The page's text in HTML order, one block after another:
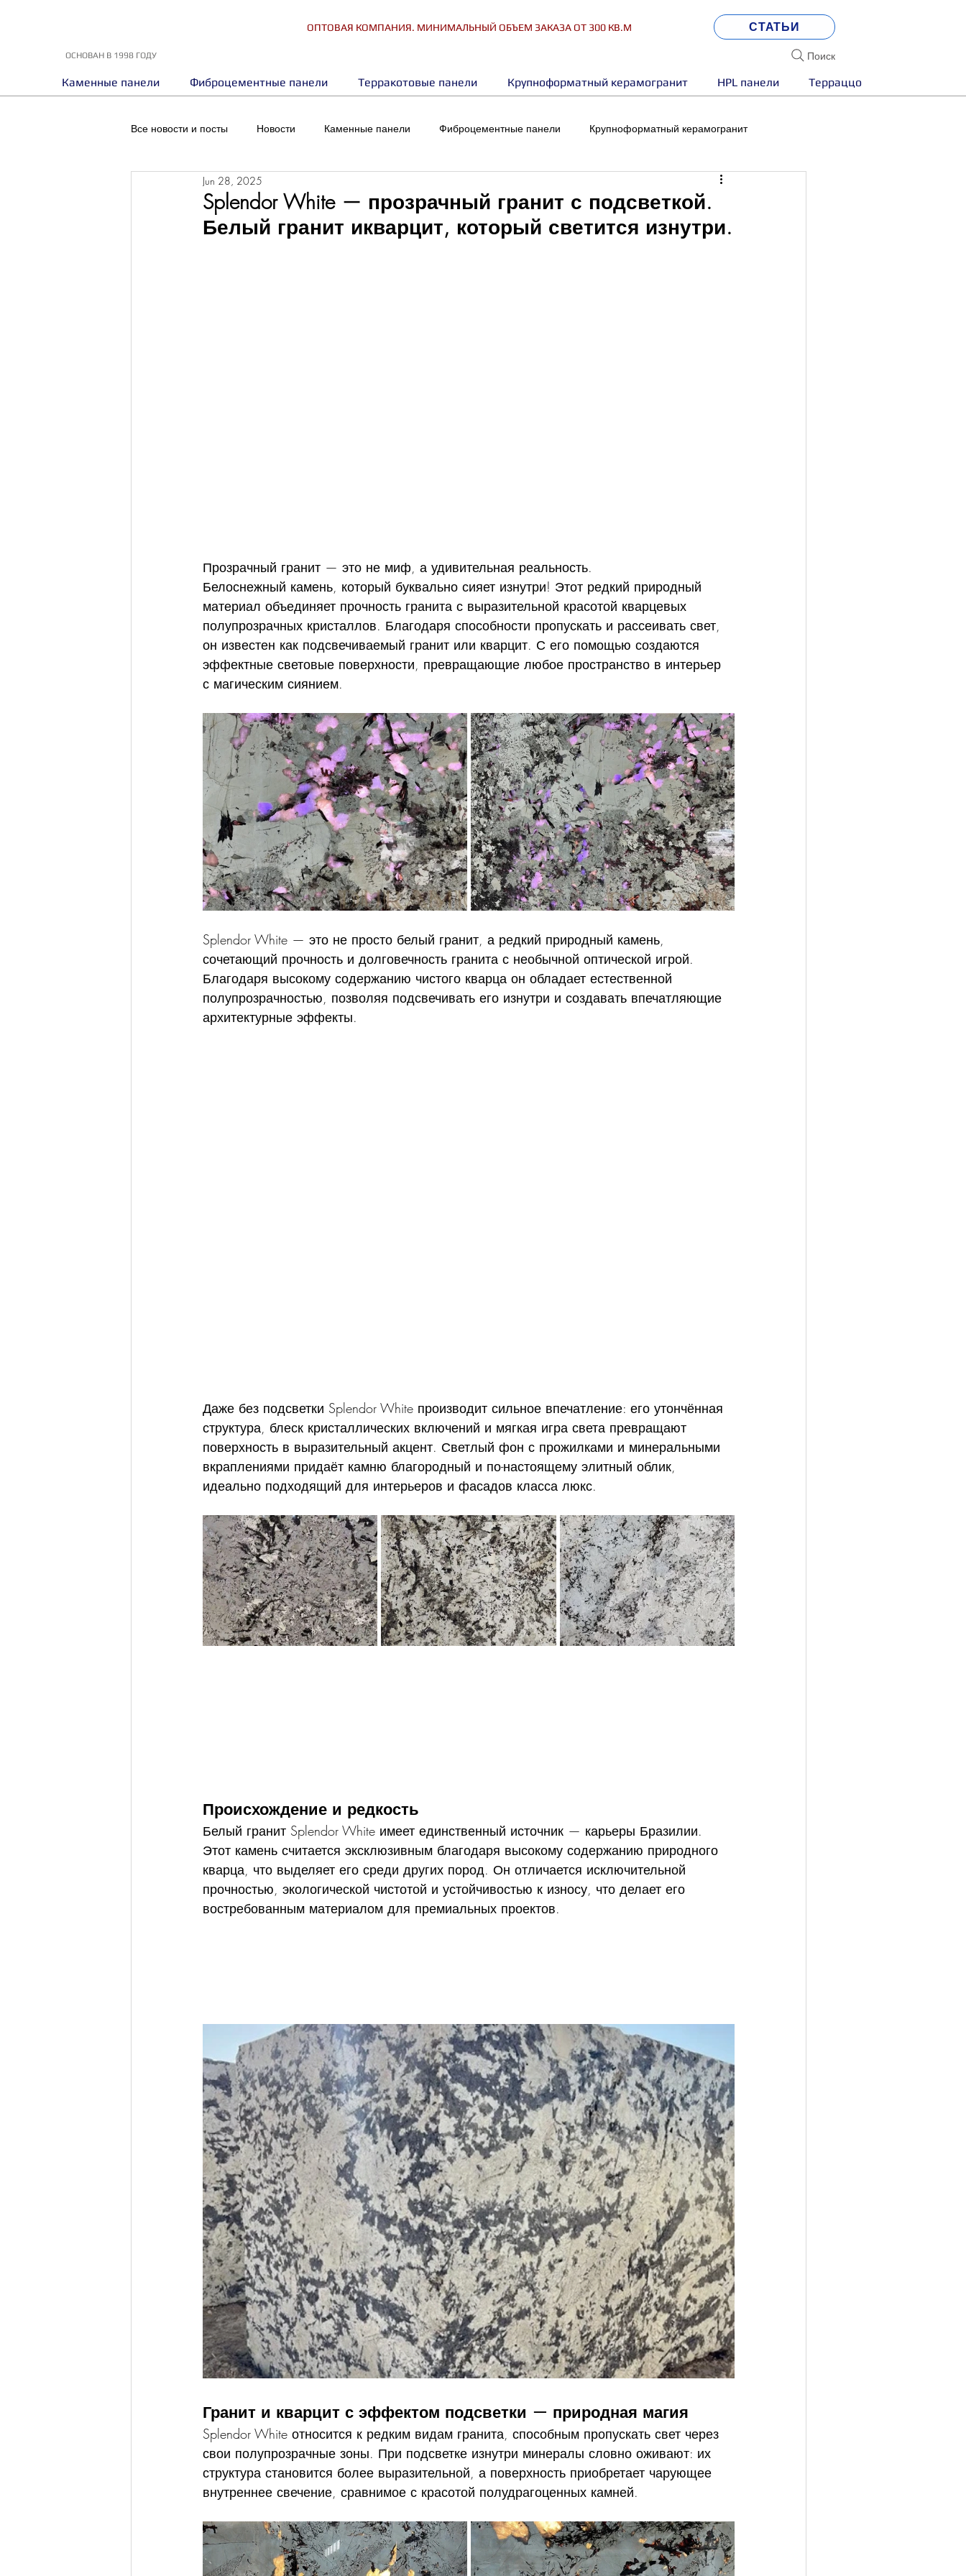
ОСНОВАН В 1998 ГОДУ
ОПТОВАЯ КОМПАНИЯ. МИНИМАЛЬНЫЙ ОБЪЕМ ЗАКАЗА ОТ 300 КВ.М СТАТЬИ
Поиск
Каменные панели
Фиброцементные панели Терракотовые панели Крупноформатный керамогранит HPL панели Терраццо
Все новости и посты Новости Каменные панели Фиброцементные панели Крупноформатный керамогранит
Splendor White — прозрачный гранит с подсветкой.
Белый гранит икварцит, который светится изнутри.
Jun 28, 2025
Прозрачный гранит — это не миф, а удивительная реальность.
Белоснежный камень, который буквально сияет изнутри! Этот редкий природный
материал объединяет прочность гранита с выразительной красотой кварцевых
полупрозрачных кристаллов. Благодаря способности пропускать и рассеивать свет,
он известен как подсвечиваемый гранит или кварцит. С его помощью создаются
эффектные световые поверхности, превращающие любое пространство в интерьер
с магическим сиянием.
Splendor White — это не просто белый гранит, а редкий природный камень,
сочетающий прочность и долговечность гранита с необычной оптической игрой.
Благодаря высокому содержанию чистого кварца он обладает естественной
полупрозрачностью, позволяя подсвечивать его изнутри и создавать впечатляющие
архитектурные эффекты.
Даже без подсветки Splendor White производит сильное впечатление: его утончённая
структура, блеск кристаллических включений и мягкая игра света превращают
поверхность в выразительный акцент. Светлый фон с прожилками и минеральными
вкраплениями придаёт камню благородный и по-настоящему элитный облик,
идеально подходящий для интерьеров и фасадов класса люкс.
Происхождение и редкость
Белый гранит Splendor White имеет единственный источник — карьеры Бразилии.
Этот камень считается эксклюзивным благодаря высокому содержанию природного
кварца, что выделяет его среди других пород. Он отличается исключительной
прочностью, экологической чистотой и устойчивостью к износу, что делает его
востребованным материалом для премиальных проектов.
Гранит и кварцит с эффектом подсветки — природная магия
Splendor White относится к редким видам гранита, способным пропускать свет через
свои полупрозрачные зоны. При подсветке изнутри минералы словно оживают: их
структура становится более выразительной, а поверхность приобретает чарующее
внутреннее свечение, сравнимое с красотой полудрагоценных камней.